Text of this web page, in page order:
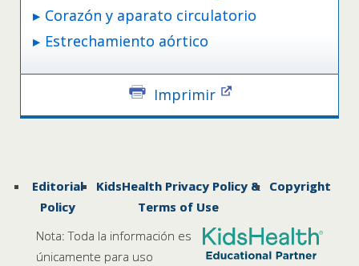
Corazón y aparato circulatorio
Estrechamiento aórtico
Imprimir
Editorial
Policy
KidsHealth Privacy Policy &
Terms of Use
Copyright
Nota: Toda la información es
únicamente para uso